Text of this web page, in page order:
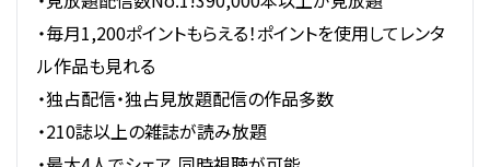
・毎月1,200ポイントもらえる！ポイントを使用してレンタ
ル作品も見れる
・独占配信・独占見放題配信の作品多数
・210誌以上の雑誌が読み放題